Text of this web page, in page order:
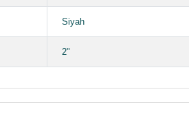
Siyah
2"